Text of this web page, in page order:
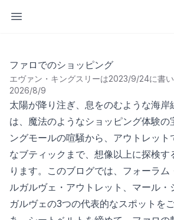
サイドバーを開く
ファロでのショッピング
エヴァン・キングスリーは2023/9/24に書
2026/8/9
太陽が降り注ぎ、息をのむような海岸
は、魔法のようなショッピング体験の
ングモールの喧騒から、アウトレット
なブティックまで、想像以上に探検す
ります。このブログでは、フォーラム
ルガルヴェ・アウトレット、マール・
ガルヴェの3つの代表的なスポットを